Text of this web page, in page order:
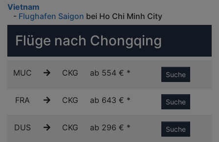
Vietnam
- Flughafen Saigon bei Ho Chi Minh City
Flüge nach Chongqing
MUC CKG ab 554 € * Suche
FRA CKG ab 643 € * Suche
DUS CKG ab 296 € * Suche